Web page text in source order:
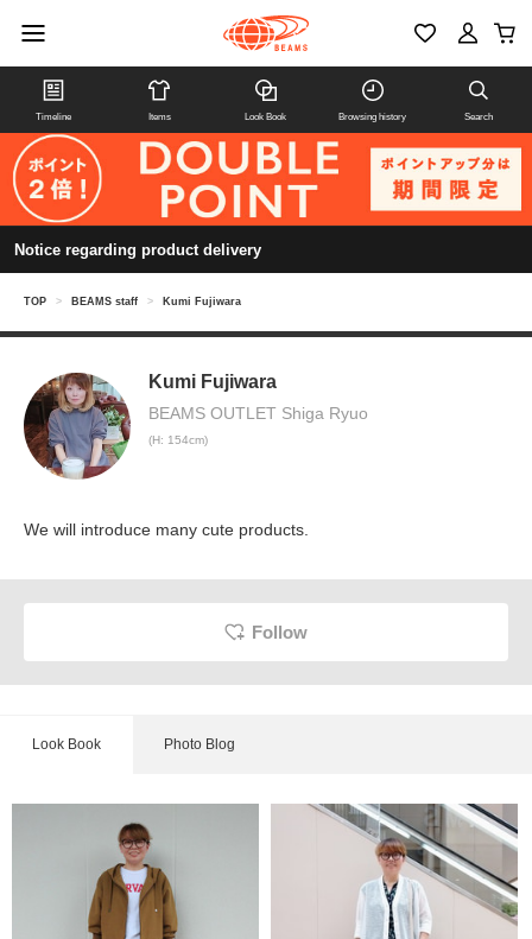
Timeline Items Look Book Browsing history Search
Notice regarding product delivery
TOP > BEAMS staff > Kumi Fujiwara
Kumi Fujiwara
BEAMS OUTLET Shiga Ryuo
(H: 154cm)
We will introduce many cute products.
Follow
Look Book Photo Blog